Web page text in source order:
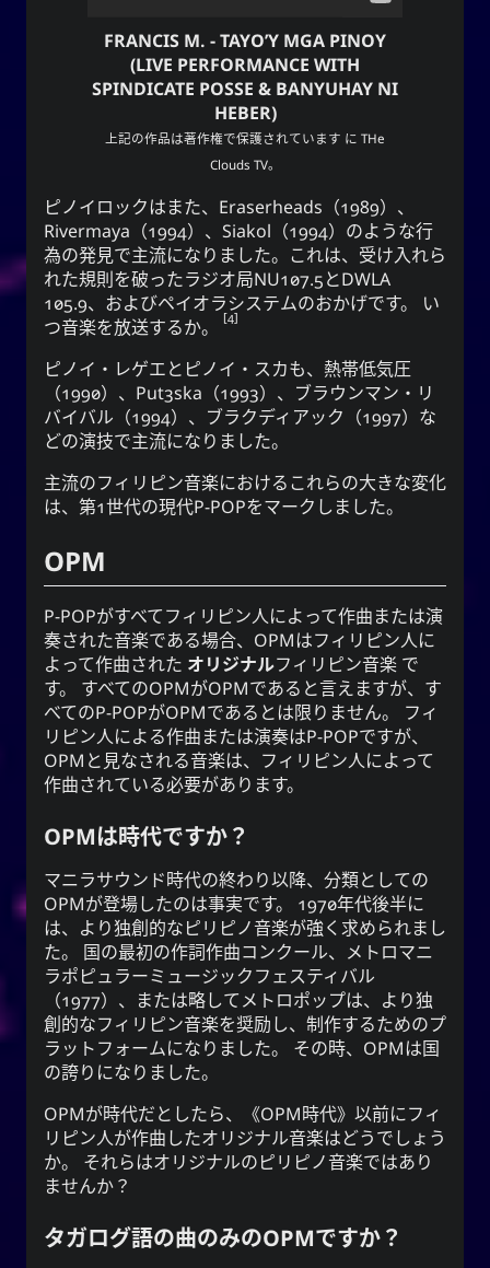
FRANCIS M. - TAYO’Y MGA PINOY
(LIVE PERFORMANCE WITH
SPINDICATE POSSE & BANYUHAY NI
HEBER)
上記の作品は著作権で保護されています に THe
Clouds TV。
ピノイロックはまた、 Eraserheads （1989）、
Rivermaya （1994）、 Siakol （1994）のような行
為の発見で主流になりました。これは、受け入れら
れた規則を破ったラジオ局NU107.5とDWLA
105.9、およびペイオラシステムのおかげです。 い
つ音楽を放送するか。
4
ピノイ・レゲエとピノイ・スカも、熱帯低気圧
（1990）、 Put3ska （1993）、ブラウンマン・リ
バイバル（1994）、ブラクディアック（1997）な
どの演技で主流になりました。
主流のフィリピン音楽におけるこれらの大きな変化
は、 第1世代の現代P-POPをマークしました。
OPM
P-POPがすべてフィリピン人によって作曲または演
奏された音楽である場合、 OPMはフィリピン人に
よって作曲された オリジナルフィリピン音楽 で
す。 すべてのOPMがOPMであると言えますが、す
べてのP-POPがOPMであるとは限りません。 フィ
リピン人による作曲または演奏はP-POPですが、
OPM と見なされる音楽は、フィリピン人によって
作曲されている必要があります。
OPMは時代ですか？
マニラサウンド時代の終わり以降、分類としての
OPMが登場したのは事実です。 1970年代後半に
は、より独創的なピリピノ音楽が強く求められまし
た。 国の最初の作詞作曲コンクール、メトロマニ
ラポピュラーミュージックフェスティバル
（1977）、または略してメトロポップは、より独
創的なフィリピン音楽を奨励し、制作するためのプ
ラットフォームになりました。 その時、 OPMは国
の誇りになりました。
OPMが時代だとしたら、《OPM時代》以前にフィ
リピン人が作曲したオリジナル音楽はどうでしょう
か。 それらはオリジナルのピリピノ音楽ではあり
ませんか？
タガログ語の曲のみのOPMですか？